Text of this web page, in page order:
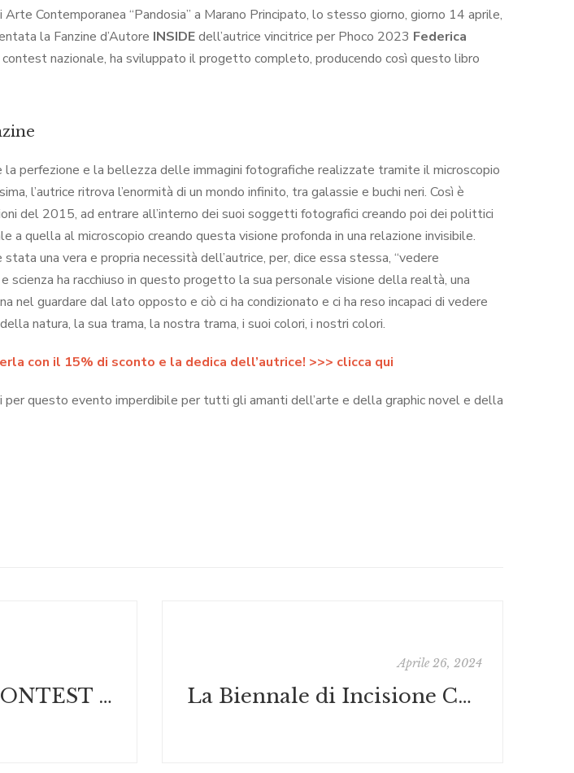
Contemporanea “Pandosia” a Marano Principato, lo stesso giorno, giorno 14 aprile,
la Fanzine d’Autore INSIDEdell’autrice vincitrice per Phoco 2023 Federica
contest nazionale, ha sviluppato il progetto completo, producendo così questo libro
la perfezione e la bellezza delle immagini fotografiche realizzate tramite il microscopio
l’autrice ritrova l’enormità di un mondo infinito, tra galassie e buchi neri. Così è
del 2015, ad entrare all’interno dei suoi soggetti fotografici creando poi dei polittici
a quella al microscopio creando questa visione profonda in una relazione invisibile.
una vera e propria necessità dell’autrice, per, dice essa stessa, “vedere
scienza ha racchiuso in questo progetto la sua personale visione della realtà, una
nel guardare dal lato opposto e ciò ci ha condizionato e ci ha reso incapaci di vedere
natura, la sua trama, la nostra trama, i suoi colori, i nostri colori.
con il 15% di sconto e la dedica dell’autrice! >>> clicca qui
per questo evento imperdibile per tutti gli amanti dell’arte e della graphic novel e della
COUNTDOWN CONTEST 2024
Aprile 26, 2024
La Biennale di Incisione CALCO 1 di Galileo Editore alla Galleria 291 Est di Roma